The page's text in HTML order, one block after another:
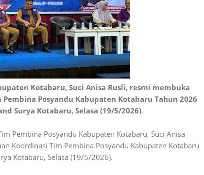
Kotabaru, Suci Anisa Rusli, resmi membuka
Posyandu Kabupaten Kotabaru Tahun 2026
Surya Kotabaru, Selasa (19/5/2026).
Pembina Posyandu Kabupaten Kotabaru, Suci Anisa
Koordinasi Tim Pembina Posyandu Kabupaten Kotabaru
Kotabaru, Selasa (19/5/2026).